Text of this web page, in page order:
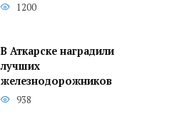
1200
В Аткарске наградили
лучших
железнодорожников
938